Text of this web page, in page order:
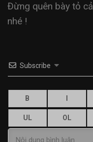
Đừng quên bày tỏ
nhé !
Subscribe